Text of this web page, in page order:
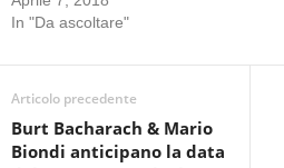
In "Da ascoltare"
Articolo precedente
Burt Bacharach & Mario
Biondi anticipano la data